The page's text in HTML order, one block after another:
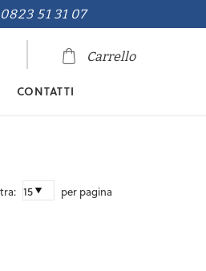
51 31 07
Carrello
CONTATTI
per pagina